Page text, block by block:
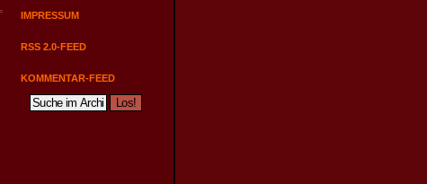
IMPRESSUM
RSS 2.0-FEED
KOMMENTAR-FEED